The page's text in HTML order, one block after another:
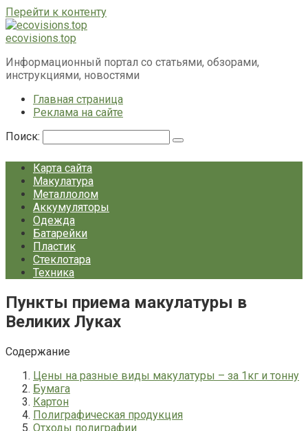
Перейти к контенту
ecovisions.top
Информационный портал со статьями, обзорами,
инструкциями, новостями
Главная страница
Реклама на сайте
Поиск:
Карта сайта
Макулатура
Металлолом
Аккумуляторы
Одежда
Батарейки
Пластик
Стеклотара
Техника
Пункты приема макулатуры в
Великих Луках
Содержание
Цены на разные виды макулатуры – за 1кг и тонну
Бумага
Картон
Полиграфическая продукция
Отходы полиграфии